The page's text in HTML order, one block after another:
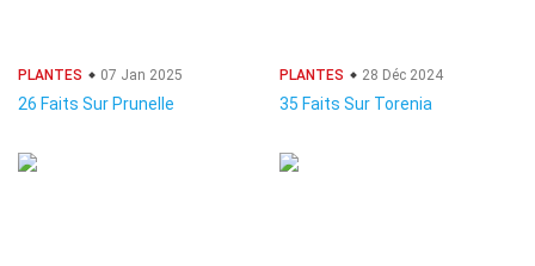
PLANTES 07 Jan 2025
26 Faits Sur Prunelle
PLANTES 28 Déc 2024
35 Faits Sur Torenia